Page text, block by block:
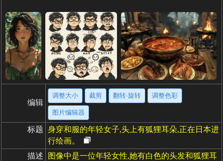
编辑
调整大小 裁剪 翻转·旋转 调整色彩
图片编辑器
标题 身穿和服的年轻女子,头上有狐狸耳朵,正在日本进
行绘画。
描述
图像中是一位年轻女性,她有白色的头发和狐狸耳